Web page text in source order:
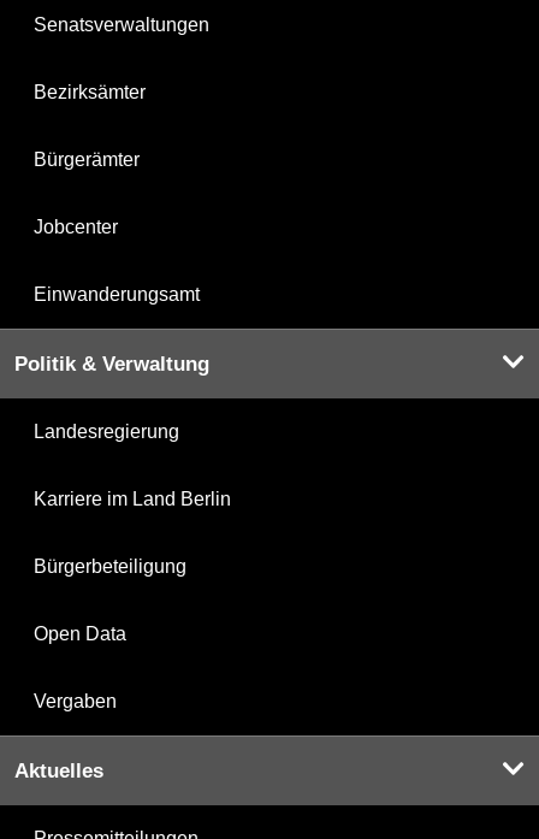
Senatsverwaltungen
Bezirksämter
Bürgerämter
Jobcenter
Einwanderungsamt
Politik & Verwaltung
Landesregierung
Karriere im Land Berlin
Bürgerbeteiligung
Open Data
Vergaben
Aktuelles